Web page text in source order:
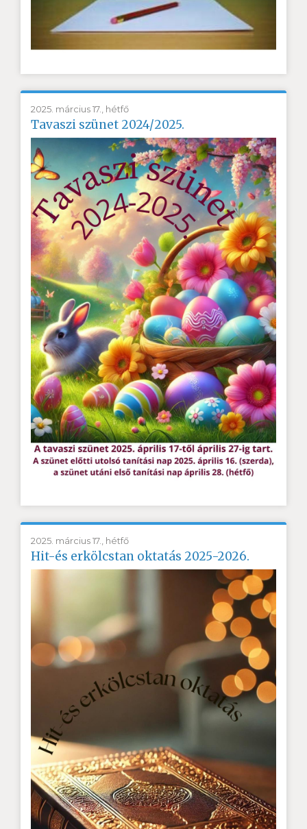
2025. március 17., hétfő
Tavaszi szünet 2024/2025.
2025. március 17., hétfő
Hit-és erkölcstan oktatás 2025-2026.